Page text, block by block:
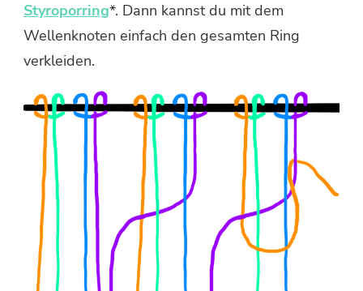
Styroporring*. Dann kannst du mit dem
Wellenknoten einfach den gesamten Ring
verkleiden.